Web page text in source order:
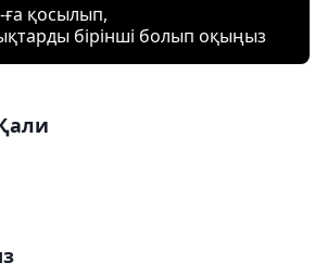
ға қосылып,
бірінші болып оқыңыз